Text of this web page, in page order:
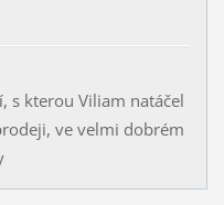
s kterou Viliam natáčel
ve velmi dobrém